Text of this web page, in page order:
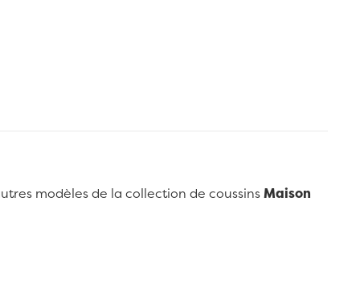
modèles de la collection de coussins Maison